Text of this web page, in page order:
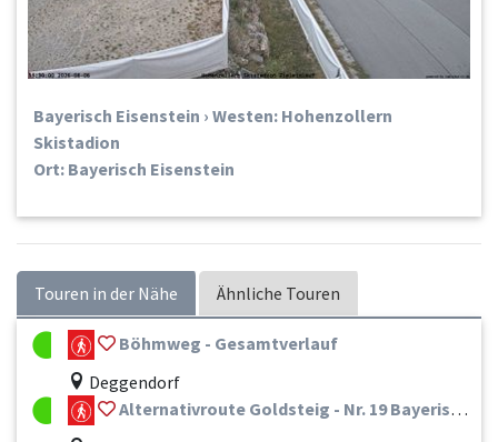
Bayerisch Eisenstein › Westen: Hohenzollern
Skistadion
Ort: Bayerisch Eisenstein
Touren in der Nähe Ähnliche Touren
Böhmweg - Gesamtverlauf
Deggendorf
Alternativroute Goldsteig - Nr. 19 Bayerisch Eisenstein - Zwiesel - Frauenau - Spiegelau - St. Oswald-Riedlhütte - Neuschönau - Mauth